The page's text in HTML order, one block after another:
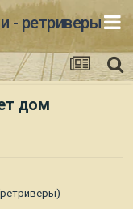
- ретриверы
дом